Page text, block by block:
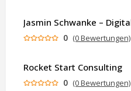
0 (0 Bewertungen)
Rocket Start Consulting
0 (0 Bewertungen)